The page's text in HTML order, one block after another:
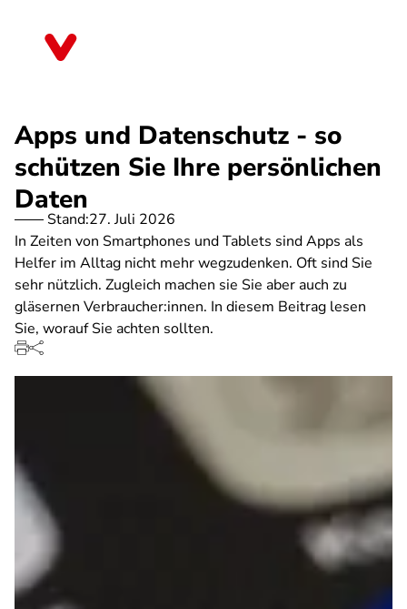
Apps und Datenschutz - so
schützen Sie Ihre persönlichen
Daten
Stand:27. Juli 2026
In Zeiten von Smartphones und Tablets sind Apps als
Helfer im Alltag nicht mehr wegzudenken. Oft sind Sie
sehr nützlich. Zugleich machen sie Sie aber auch zu
gläsernen Verbraucher:innen. In diesem Beitrag lesen
Sie, worauf Sie achten sollten.